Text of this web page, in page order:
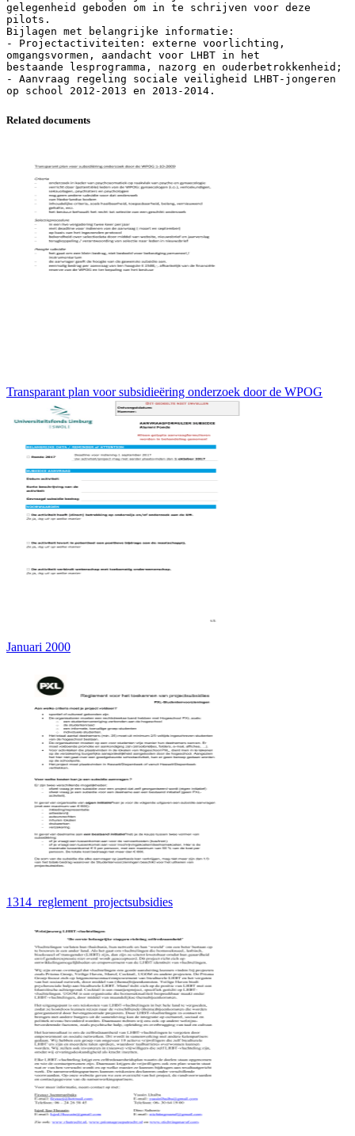
gelegenheid geboden om in te schrijven voor deze
pilots.
Bijlagen met belangrijke informatie:
- Projectactiviteiten: externe voorlichting,
omgangsvormen, aandacht voor LHBT in het
bestaande lesprogramma, nazorg en ouderbetrokkenheid;
- Aanvraag regeling sociale veiligheid LHBT-jongeren
Related documents
Transparant plan voor subsidieëring onderzoek door de WPOG
Januari 2000
1314_reglement_projectsubsidies